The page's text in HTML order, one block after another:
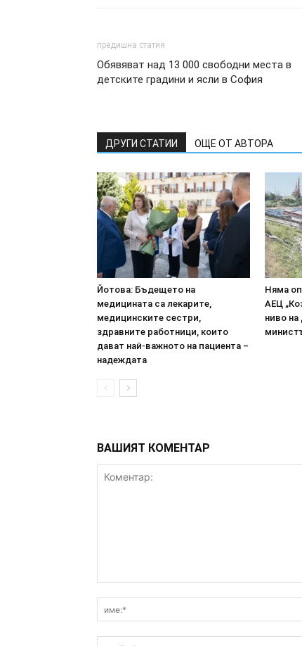
предишна статия
Обявяват над 13 000 свободни места в
детските градини и ясли в София
ДРУГИ СТАТИИ ОЩЕ ОТ АВТОРА
Йотова: Бъдещето на
медицината са лекарите,
медицинските сестри,
здравните работници, които
дават най-важното на пациента –
надеждата
Няма
АЕЦ
ниво на
ВАШИЯТ КОМЕНТАР